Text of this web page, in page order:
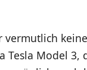
vermutlich
Tesla Model 3,